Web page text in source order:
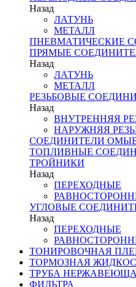
Назад
ЛАТУНЬ
МЕТАЛЛ
ПНЕВМАТИЧЕСКИЕ
ПРЯМЫЕ
Назад
ЛАТУНЬ
МЕТАЛЛ
РЕЗЬБОВЫЕ
Назад
ВНУТРЕННЯЯ
НАРУЖНЯЯ
СОЕДИНИТЕЛИ
ТОПЛИВНЫЕ
ТРОЙНИКИ
Назад
ПЕРЕХОДНЫЕ
УГЛОВЫЕ
Назад
ПЕРЕХОДНЫЕ
ТОНИРОВОЧНАЯ
ТОРМОЗНАЯ
ТРУБА
ФИЛЬТРА